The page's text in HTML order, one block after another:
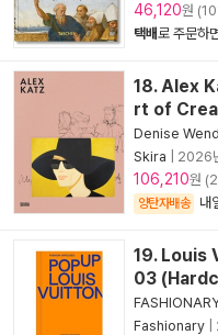
46,120원
택배로 주문하
18. Alex
rt of
Denise
Skira
2026
106,210원
양탄자배송 내
19. Louis
03
Fashionary